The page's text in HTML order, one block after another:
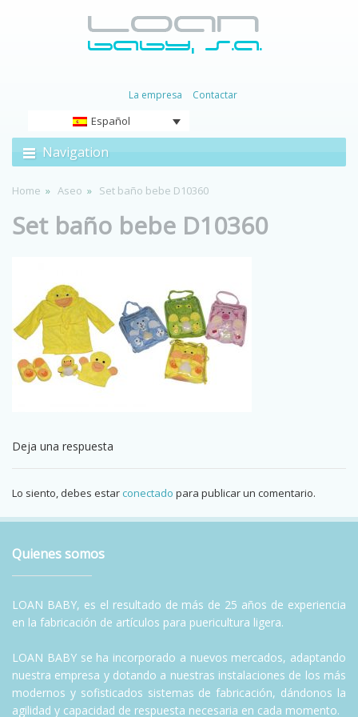
La empresa Contactar
Español
Navigation
Home Aseo Set baño bebe D10360
Set baño bebe D10360
Deja una respuesta
Lo siento, debes estar conectado para publicar un comentario.
Quienes somos
LOAN BABY, es el resultado de más de 25 años de experiencia
en la fabricación de artículos para puericultura ligera.
LOAN BABY se ha incorporado a nuevos mercados, adaptando
nuestra empresa y dotando a nuestras instalaciones de los más
modernos y sofisticados sistemas de fabricación, dándonos la
agilidad y capacidad de respuesta necesaria en cada momento.